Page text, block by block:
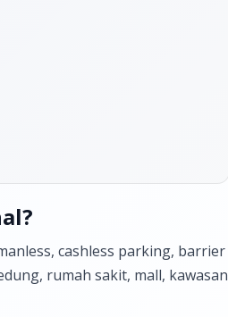
cashless parking, barrier
rumah sakit, mall, kawasan